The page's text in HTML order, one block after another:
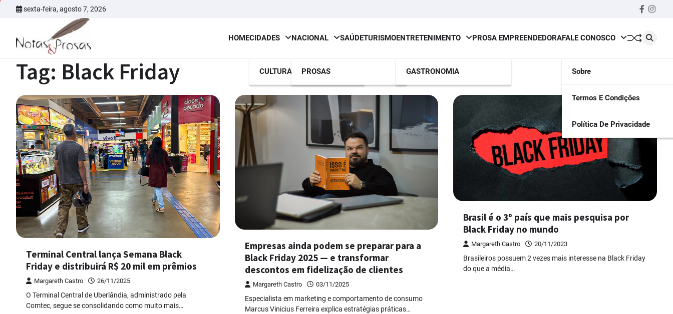
sexta-feira, agosto 7, 2026
HOMECIDADES
CULTURA
NACIONAL
PROSAS
SAÚDETURISMOENTRETENIMENTO
GASTRONOMIA
PROSA EMPREENDEDORAFALE CONOSCO
Sobre
Termos E Condições
Política De Privacidade
Tag: Black Friday
Terminal Central lança Semana Black
Friday e distribuirá R$ 20 mil em prêmios
Margareth Castro 26/11/2025
O Terminal Central de Uberlândia, administrado pela
Comtec, segue se consolidando como muito mais…
Empresas ainda podem se preparar para a
Black Friday 2025 — e transformar
descontos em fidelização de clientes
Margareth Castro 03/11/2025
Especialista em marketing e comportamento de consumo
Marcus Vinicius Ferreira explica estratégias práticas…
Brasil é o 3º país que mais pesquisa por
Black Friday no mundo
Margareth Castro 20/11/2023
Brasileiros possuem 2 vezes mais interesse na Black Friday
do que a média…